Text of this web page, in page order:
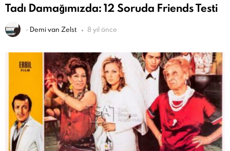
Tadı Damağımızda: 12 Soruda Friends Testi
- Demi van Zelst 8 yıl önce